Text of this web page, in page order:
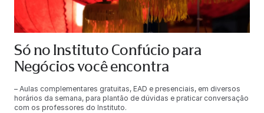
Só no Instituto Confúcio para
Negócios você encontra
– Aulas complementares gratuitas, EAD e presenciais, em diversos
horários da semana, para plantão de dúvidas e praticar conversação
com os professores do Instituto.